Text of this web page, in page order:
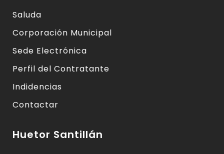
Saluda
Corporación Municipal
Sede Electrónica
Perfil del Contratante
Indidencias
Contactar
Huetor Santillán